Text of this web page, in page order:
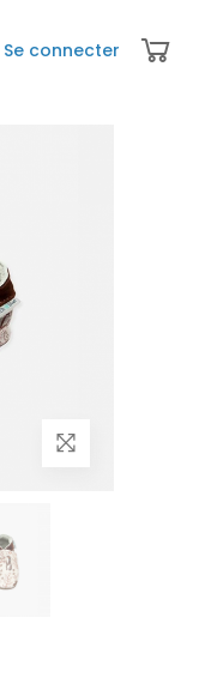
Se connecter